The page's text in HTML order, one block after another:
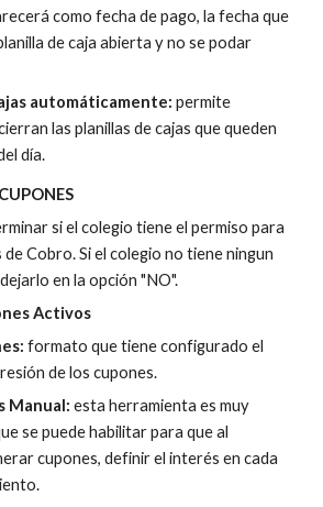
como fecha de pago, la fecha que
de caja abierta y no se podar
automáticamente: permite
las planillas de cajas que queden
día.
si el colegio tiene el permiso para
Cobro. Si el colegio no tiene ningun
en la opción "NO".
Activos
formato que tiene configurado el
de los cupones.
Manual: esta herramienta es muy
se puede habilitar para que al
cupones, definir el interés en cada